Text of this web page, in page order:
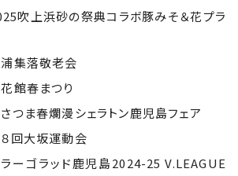
吹上浜砂の祭典コラボ豚みそ＆花プラ
集落敬老会
館春まつり
ま春爛漫シェラトン鹿児島フェア
回大坂運動会
ーゴラッド鹿児島2024-25 V.LEAGUE